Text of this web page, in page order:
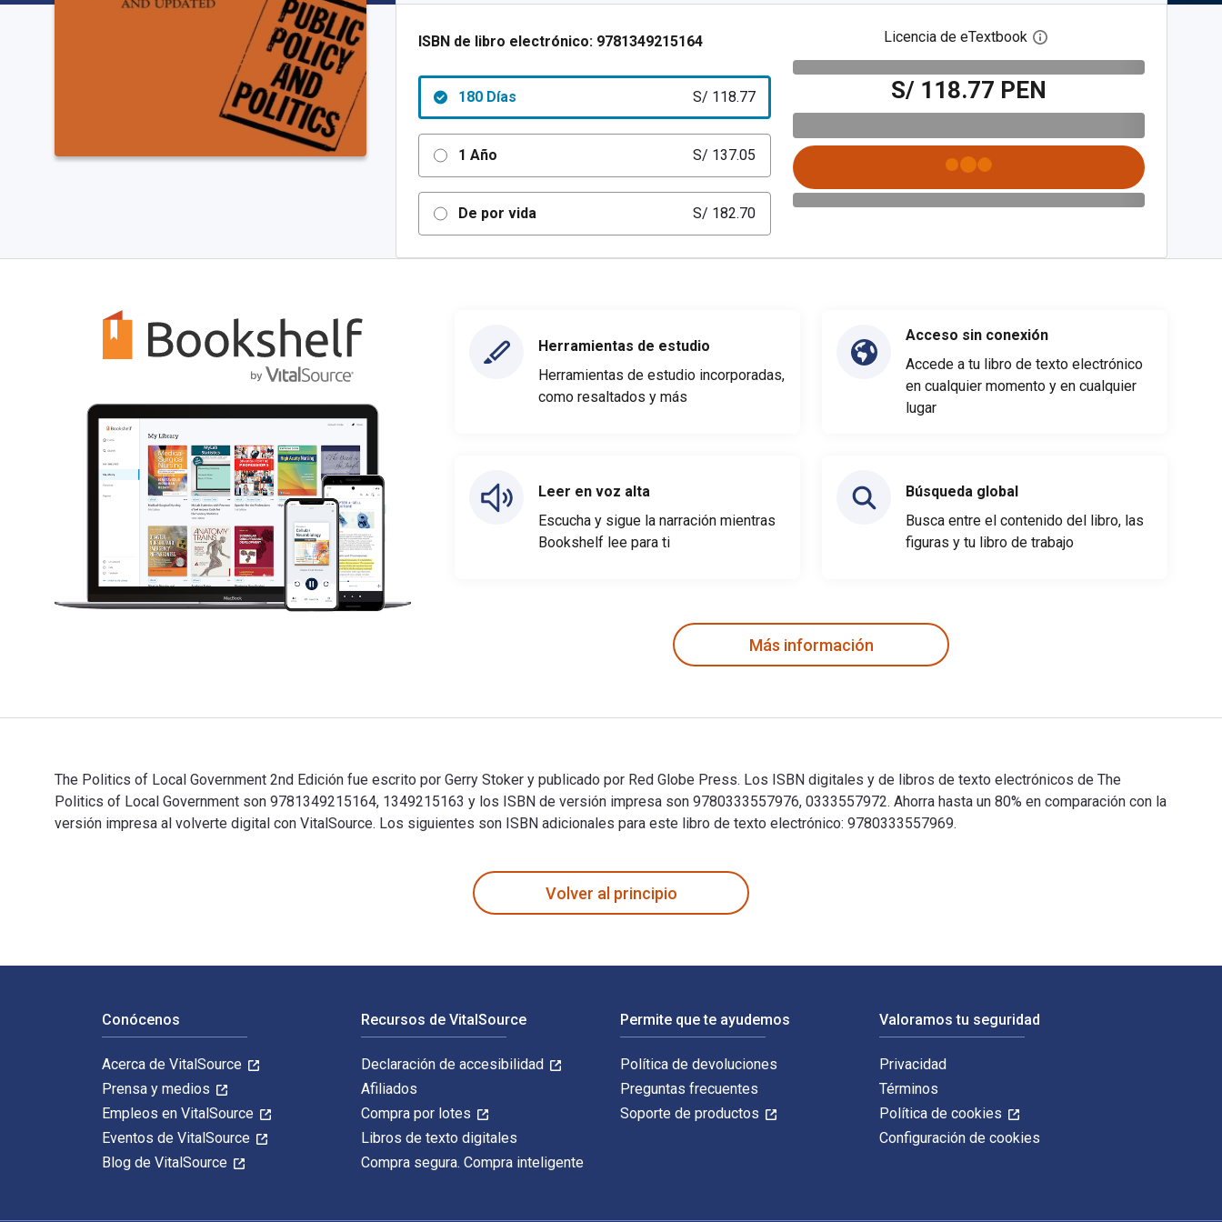
ISBN de libro electrónico: 9781349215164
180 Días S/ 118.77
1 Año S/ 137.05
De por vida S/ 182.70
Licencia de eTextbook Abre el cuadro de diálogo
S/ 118.77 PEN
Herramientas de estudio
Herramientas de estudio incorporadas,
como resaltados y más
Leer en voz alta
Escucha y sigue la narración mientras
Bookshelf lee para ti
Acceso sin conexión
Accede a tu libro de texto electrónico
en cualquier momento y en cualquier
lugar
Búsqueda global
Busca entre el contenido del libro, las
figuras y tu libro de trabajo
Más información
The Politics of Local Government 2nd Edición fue escrito por Gerry Stoker y publicado por Red Globe Press. Los ISBN digitales y de libros de texto electrónicos de The
Politics of Local Government son 9781349215164, 1349215163 y los ISBN de versión impresa son 9780333557976, 0333557972. Ahorra hasta un 80% en comparación con la
versión impresa al volverte digital con VitalSource. Los siguientes son ISBN adicionales para este libro de texto electrónico: 9780333557969.
Volver al principio
Conócenos
Acerca de VitalSource
Prensa y medios
Empleos en VitalSource
Eventos de VitalSource
Blog de VitalSource
Recursos de VitalSource
Declaración de accesibilidad
Afiliados
Compra por lotes
Libros de texto digitales
Compra segura. Compra inteligente
Permite que te ayudemos
Política de devoluciones
Preguntas frecuentes
Soporte de productos
Valoramos tu seguridad
Privacidad
Términos
Política de cookies
Configuración de cookies